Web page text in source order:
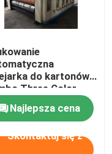
do kartonów
Three Color
Najlepsza cena
Skontaktuj się z